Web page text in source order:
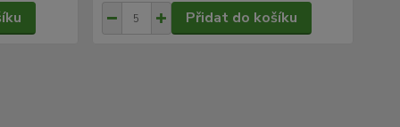
Přidat do košíku